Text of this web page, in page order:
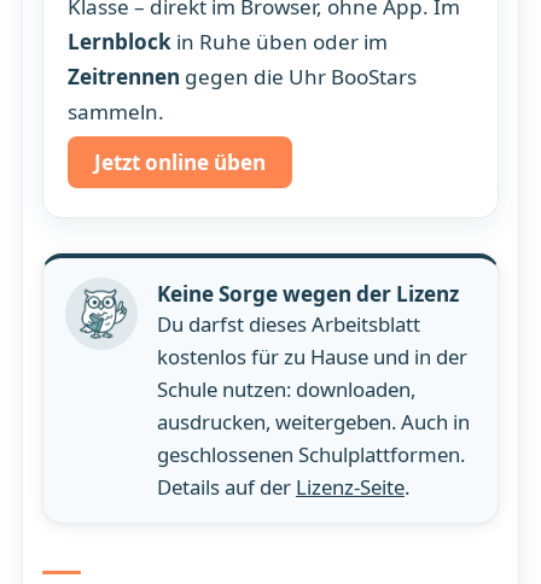
Klasse – direkt im Browser, ohne App. Im
Lernblockin Ruhe üben oder im
Zeitrennen gegen die Uhr BooStars
sammeln.
Jetzt online üben
Keine Sorge wegen der Lizenz
Du darfst dieses Arbeitsblatt
kostenlos für zu Hause und in der
Schule nutzen: downloaden,
ausdrucken, weitergeben. Auch in
geschlossenen Schulplattformen.
Details auf der Lizenz-Seite.